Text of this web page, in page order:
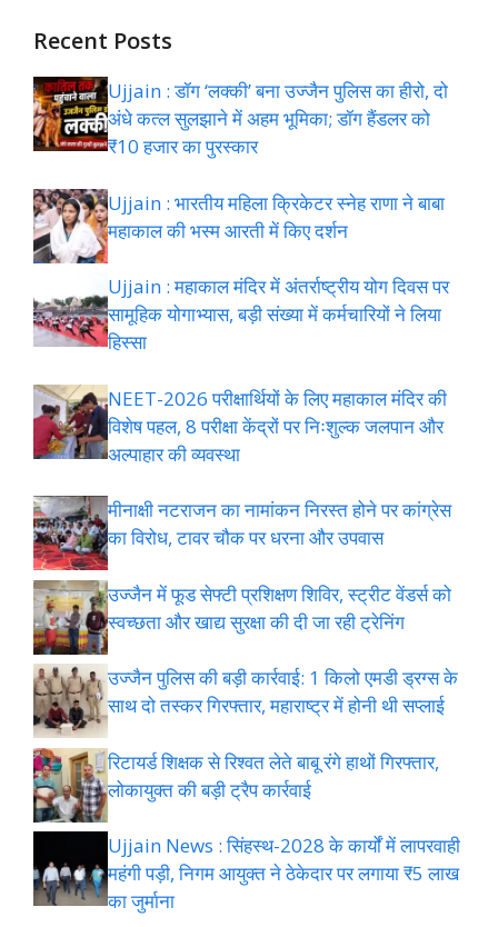
Recent Posts
Ujjain : डॉग ‘लक्की’ बना उज्जैन पुलिस का हीरो, दो
अंधे कत्ल सुलझाने में अहम भूमिका; डॉग हैंडलर को
₹10 हजार का पुरस्कार
Ujjain : भारतीय महिला क्रिकेटर स्नेह राणा ने बाबा
महाकाल की भस्म आरती में किए दर्शन
Ujjain : महाकाल मंदिर में अंतर्राष्ट्रीय योग दिवस पर
सामूहिक योगाभ्यास, बड़ी संख्या में कर्मचारियों ने लिया
हिस्सा
NEET-2026 परीक्षार्थियों के लिए महाकाल मंदिर की
विशेष पहल, 8 परीक्षा केंद्रों पर निःशुल्क जलपान और
अल्पाहार की व्यवस्था
मीनाक्षी नटराजन का नामांकन निरस्त होने पर कांग्रेस
का विरोध, टावर चौक पर धरना और उपवास
उज्जैन में फूड सेफ्टी प्रशिक्षण शिविर, स्ट्रीट वेंडर्स को
स्वच्छता और खाद्य सुरक्षा की दी जा रही ट्रेनिंग
उज्जैन पुलिस की बड़ी कार्रवाई: 1 किलो एमडी ड्रग्स के
साथ दो तस्कर गिरफ्तार, महाराष्ट्र में होनी थी सप्लाई
रिटायर्ड शिक्षक से रिश्वत लेते बाबू रंगे हाथों गिरफ्तार,
लोकायुक्त की बड़ी ट्रैप कार्रवाई
Ujjain News : सिंहस्थ-2028 के कार्यों में लापरवाही
महंगी पड़ी, निगम आयुक्त ने ठेकेदार पर लगाया ₹5 लाख
का जुर्माना